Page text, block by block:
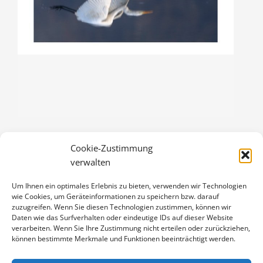
Cookie-Zustimmung
verwalten
Um Ihnen ein optimales Erlebnis zu bieten, verwenden wir Technologien
wie Cookies, um Geräteinformationen zu speichern bzw. darauf
zuzugreifen. Wenn Sie diesen Technologien zustimmen, können wir
Daten wie das Surfverhalten oder eindeutige IDs auf dieser Website
verarbeiten. Wenn Sie Ihre Zustimmung nicht erteilen oder zurückziehen,
können bestimmte Merkmale und Funktionen beeinträchtigt werden.
SILBERREIHER
Enthält 19% Mwst.
Versand
Klappkarte DIN A6 (105 x 148 mm), mit Originalfoto (ca. 90 x 130
mm) und Umschlag
SILBERREIHER